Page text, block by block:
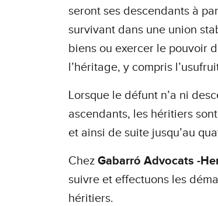
seront ses descendants à
survivant dans une union
biens ou exercer le pouvoir
l’héritage, y compris
Lorsque le défunt n’a ni
ascendants, les héritiers
et ainsi de suite jusqu’au
Chez Gabarró Advocats -
suivre et effectuons les
héritiers.